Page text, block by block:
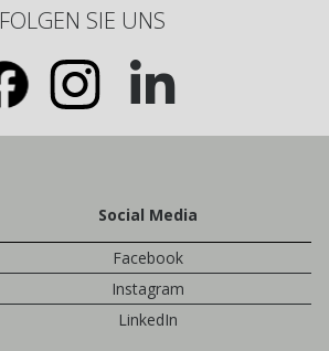
FOLGEN SIE UNS
Social Media
Facebook
Instagram
LinkedIn